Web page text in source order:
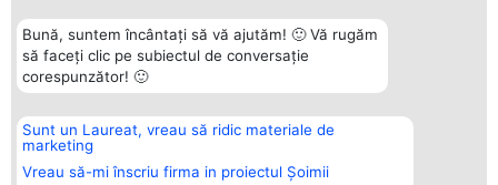
Bună, suntem încântați să vă ajutăm! 🙂 Vă rugăm
să faceți clic pe subiectul de conversație
corespunzător! 🙂
Sunt un Laureat, vreau să ridic materiale de
marketing
Vreau să-mi înscriu firma in proiectul Șoimii
Organizator Ranking
BRIGHT SOLUTIONS BR SRL
Aleea Timisul De Sus 2 Bl. A30
Sc. A Et. 4 Ap. 13 Cod 061952
Plebiscyt
Lista Tuturor
Laureaților
Contact